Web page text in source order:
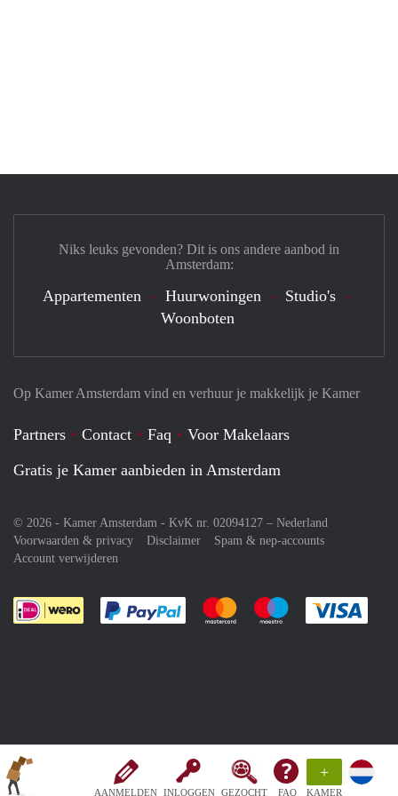
AANMELDEN INLOGGEN GEZOCHT FAQ
+
KAMER
Op Kamer Amsterdam vind en verhuur je makkelijk je Kamer
Partners Contact Faq
Voor Makelaars
Gratis je Kamer aanbieden in Amsterdam
© 2026 - Kamer Amsterdam - KvK nr. 02094127 – Nederland
Voorwaarden & privacy
Disclaimer
Spam & nep-accounts
Account verwijderen
Je rekent gemakkelijk af met Paypal
Je rekent gemakkelijk af met
Je rekent
Niks leuks gevonden? Dit is ons andere aanbod in
Amsterdam:
Appartementen Huurwoningen
Studio's
Woonboten